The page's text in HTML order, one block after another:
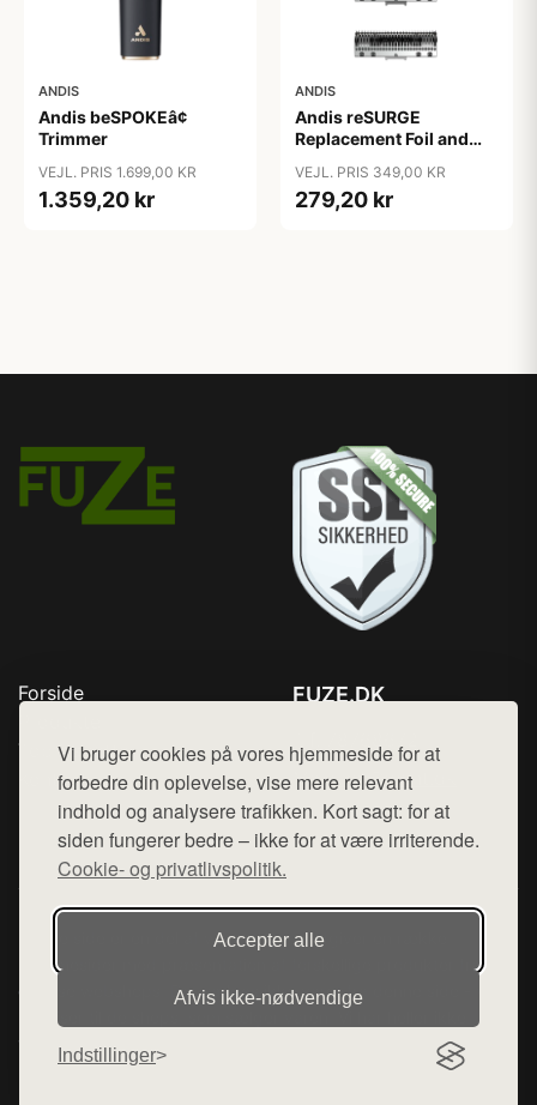
Vi bruger cookies på vores hjemmeside for at
forbedre din oplevelse, vise mere relevant
indhold og analysere trafikken. Kort sagt: for at
siden fungerer bedre – ikke for at være irriterende.
Cookie- og privatlivspolitik.
Accepter alle
Afvis ikke‑nødvendige
Indstillinger
ANDIS
Andis beSPOKEâ¢
Trimmer
VEJL. PRIS 1.699,00 KR
1.359,20 kr
ANDIS
Andis reSURGE
Replacement Foil and
VEJL. PRIS 349,00 KR
279,20 kr
Forside
Top Rabatter
Kontakt
FUZE.DK
Mail: hej@want.dk
Cookie- og privatlivspolitik
Denne side er en del af want.dk, der udgiver en række
hjemmesider med præsentation af forskellige produkter fra
diverse webshops. Der sælges ikke varer fra denne side - vi
henviser til de shops, som sælger varen. Vi har heller ikke
varerne på lager.